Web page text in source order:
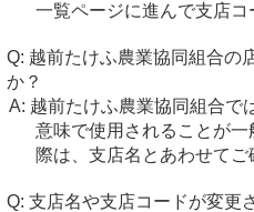
一覧ページに進んで支店コ
越前たけふ農業協同組合の
か？
越前たけふ農業協同組合で
意味で使用されることが
際は、支店名とあわせてご
支店名や支店コードが変更